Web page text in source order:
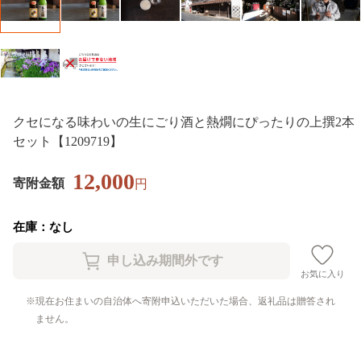
クセになる味わいの生にごり酒と熱燗にぴったりの上撰2本
セット【1209719】
寄附金額 12,000円
在庫：なし
お気に入り
現在お住まいの自治体へ寄附申込いただいた場合、返礼品は贈答され
ません。